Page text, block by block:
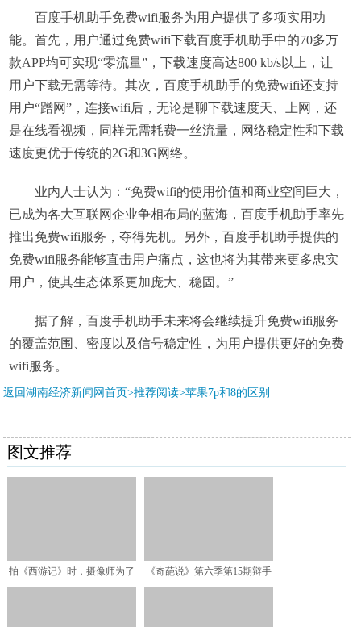
百度手机助手免费wifi服务为用户提供了多项实用功
能。首先，用户通过免费wifi下载百度手机助手中的70多万
款APP均可实现“零流量”，下载速度高达800 kb/s以上，让
用户下载无需等待。其次，百度手机助手的免费wifi还支持
用户“蹭网”，连接wifi后，无论是聊下载速度天、上网，还
是在线看视频，同样无需耗费一丝流量，网络稳定性和下载
速度更优于传统的2G和3G网络。
业内人士认为：“免费wifi的使用价值和商业空间巨大，
已成为各大互联网企业争相布局的蓝海，百度手机助手率先
推出免费wifi服务，夺得先机。另外，百度手机助手提供的
免费wifi服务能够直击用户痛点，这也将为其带来更多忠实
用户，使其生态体系更加庞大、稳固。”
据了解，百度手机助手未来将会继续提升免费wifi服务
的覆盖范围、密度以及信号稳定性，为用户提供更好的免费
wifi服务。
返回湖南经济新闻网首页>推荐阅读>苹果7p和8的区别
图文推荐
拍《西游记》时，摄像师为了
《奇葩说》第六季第15期辩手